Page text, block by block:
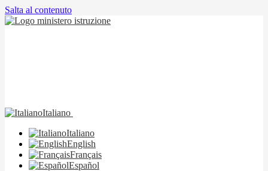
Salta al contenuto
Italiano
Italiano
English
Français
Español